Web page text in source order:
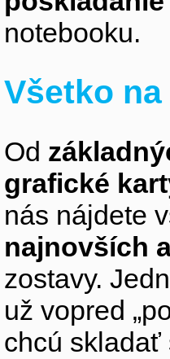
notebooku.
Všetko
Od
grafické
nás nájdete
najnovších
zostavy.
už vopred
chcú skladať